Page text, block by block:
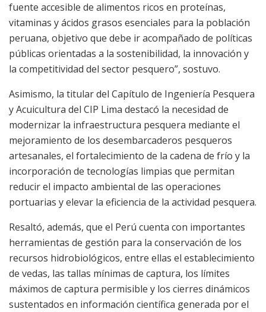
fuente accesible de alimentos ricos en proteínas,
vitaminas y ácidos grasos esenciales para la población
peruana, objetivo que debe ir acompañado de políticas
públicas orientadas a la sostenibilidad, la innovación y
la competitividad del sector pesquero”, sostuvo.
Asimismo, la titular del Capítulo de Ingeniería Pesquera
y Acuicultura del CIP Lima destacó la necesidad de
modernizar la infraestructura pesquera mediante el
mejoramiento de los desembarcaderos pesqueros
artesanales, el fortalecimiento de la cadena de frío y la
incorporación de tecnologías limpias que permitan
reducir el impacto ambiental de las operaciones
portuarias y elevar la eficiencia de la actividad pesquera.
Resaltó, además, que el Perú cuenta con importantes
herramientas de gestión para la conservación de los
recursos hidrobiológicos, entre ellas el establecimiento
de vedas, las tallas mínimas de captura, los límites
máximos de captura permisible y los cierres dinámicos
sustentados en información científica generada por el